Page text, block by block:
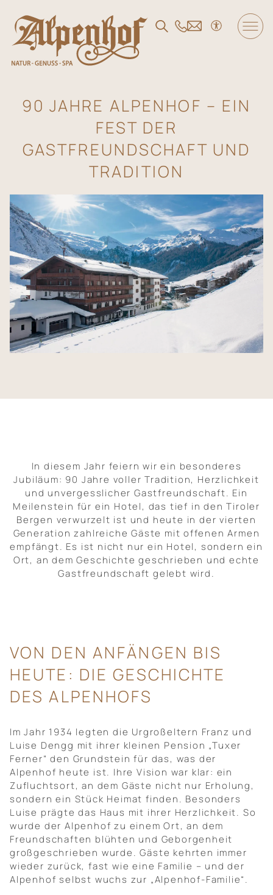
Der Alpenhof
Wohnen und Angebote
SPA und Fitness
Familie
Natur und Aktivitäten
Infos und Kontakt
90 JAHRE ALPENHOF – EIN
FEST DER
GASTFREUNDSCHAFT UND
TRADITION
In diesem Jahr feiern wir ein besonderes
Jubiläum: 90 Jahre voller Tradition, Herzlichkeit
und unvergesslicher Gastfreundschaft. Ein
Meilenstein für ein Hotel, das tief in den Tiroler
Bergen verwurzelt ist und heute in der vierten
Generation zahlreiche Gäste mit offenen Armen
empfängt. Es ist nicht nur ein Hotel, sondern ein
Ort, an dem Geschichte geschrieben und echte
Gastfreundschaft gelebt wird.
VON DEN ANFÄNGEN BIS
HEUTE: DIE GESCHICHTE
DES ALPENHOFS
Im Jahr 1934 legten die Urgroßeltern Franz und
Luise Dengg mit ihrer kleinen Pension „Tuxer
Ferner“ den Grundstein für das, was der
Alpenhof heute ist. Ihre Vision war klar: ein
Zufluchtsort, an dem Gäste nicht nur Erholung,
sondern ein Stück Heimat finden. Besonders
Luise prägte das Haus mit ihrer Herzlichkeit. So
wurde der Alpenhof zu einem Ort, an dem
Freundschaften blühten und Geborgenheit
großgeschrieben wurde. Gäste kehrten immer
wieder zurück, fast wie eine Familie – und der
Alpenhof selbst wuchs zur „Alpenhof-Familie“.